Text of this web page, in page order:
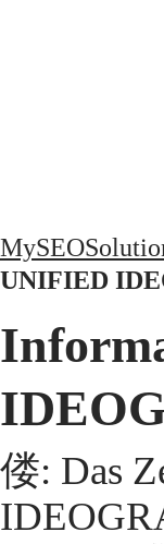
UNIFIED
偻: Das